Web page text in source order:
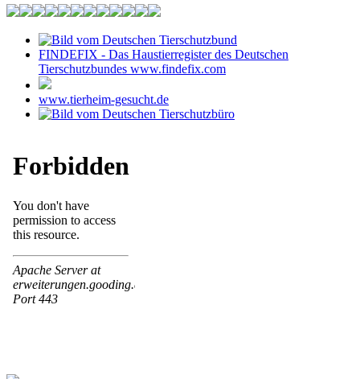
FINDEFIX - Das Haustierregister des Deutschen
Tierschutzbundes www.findefix.com
www.tierheim-gesucht.de